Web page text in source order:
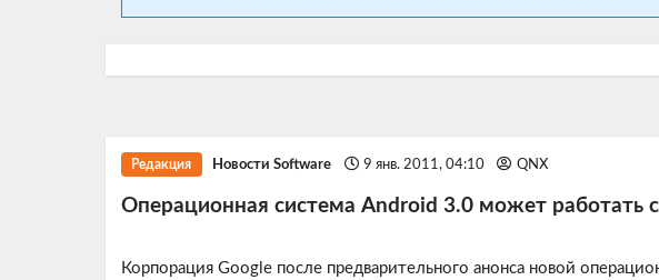
Редакция Новости Software 9 янв. 2011, 04:10 QNX
Операционная система Android 3.0 может работать
Корпорация Google после предварительного анонса новой